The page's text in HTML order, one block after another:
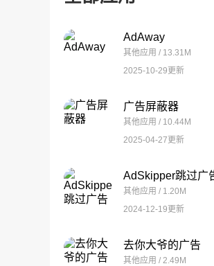
AdAway
其他应用 / 13.31M
2025-10-29更新
广告屏蔽器
其他应用 / 10.44M
2025-04-27更新
AdSkipper跳过广
其他应用 / 1.20M
2024-12-19更新
去你大爷的广告
其他应用 / 2.49M